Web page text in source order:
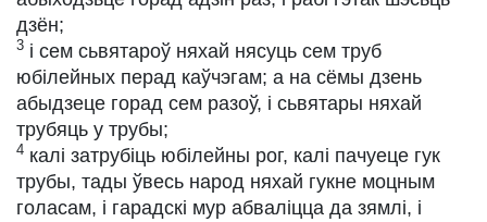
дзён;
3 і сем сьвятароў няхай нясуць сем труб
юбілейных перад каўчэгам; а на сёмы дзень
абыдзеце горад сем разоў, і сьвятары няхай
трубяць у трубы;
4 калі затрубіць юбілейны рог, калі пачуеце гук
трубы, тады ўвесь народ няхай гукне моцным
голасам, і гарадскі мур абваліцца да зямлі, і